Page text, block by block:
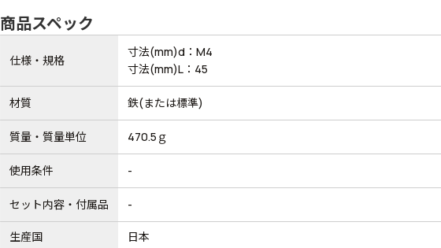
商品スペック
仕様・規格
寸法(mm)d：M4
寸法(mm)L：45
材質 鉄(または標準)
質量・質量単位 470.5ｇ
使用条件 -
セット内容・付属品 -
生産国 日本